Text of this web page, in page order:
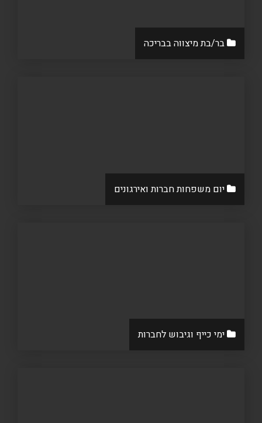
בר/בת מיצווה בבריכה
יום משפחות חברות ואירגונים
ימי כייף וגיבוש לחברות